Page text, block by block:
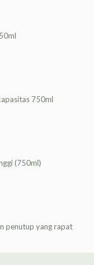
750ml
(750ml)
penutup yang rapat